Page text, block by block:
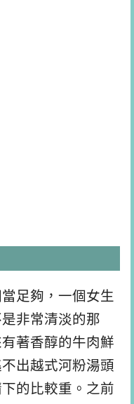
足夠，一個女生
非常清淡的那
著香醇的牛肉鮮
出越式河粉湯頭
的比較重。之前